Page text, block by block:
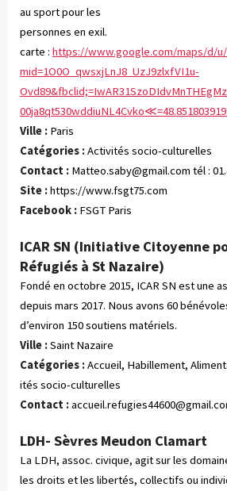
au sport pour les
personnes en exil.
carte : https://www.google.com/maps/d/
mid=1O0O_qwsxjLnJ8_UzJ9zlxfVI1u-
Ville : Paris
Catégories : Activités socio-culturelles
Contact : Matteo.saby@gmail.com tél :
Site :https://www.fsgt75.com
Facebook : FSGT Paris
ICAR SN (Initiative Citoyenne
Réfugiés à St Nazaire)
Fondé en octobre 2015, ICAR SN est une
depuis mars 2017. Nous avons 60
d’environ 150 soutiens matériels.
Ville :Saint Nazaire
Catégories : Accueil, Habillement,
ités socio-culturelles
Contact :
LDH- Sèvres Meudon Clamart
La LDH, assoc. civique, agit sur les
les droits et les libertés, collectifs ou